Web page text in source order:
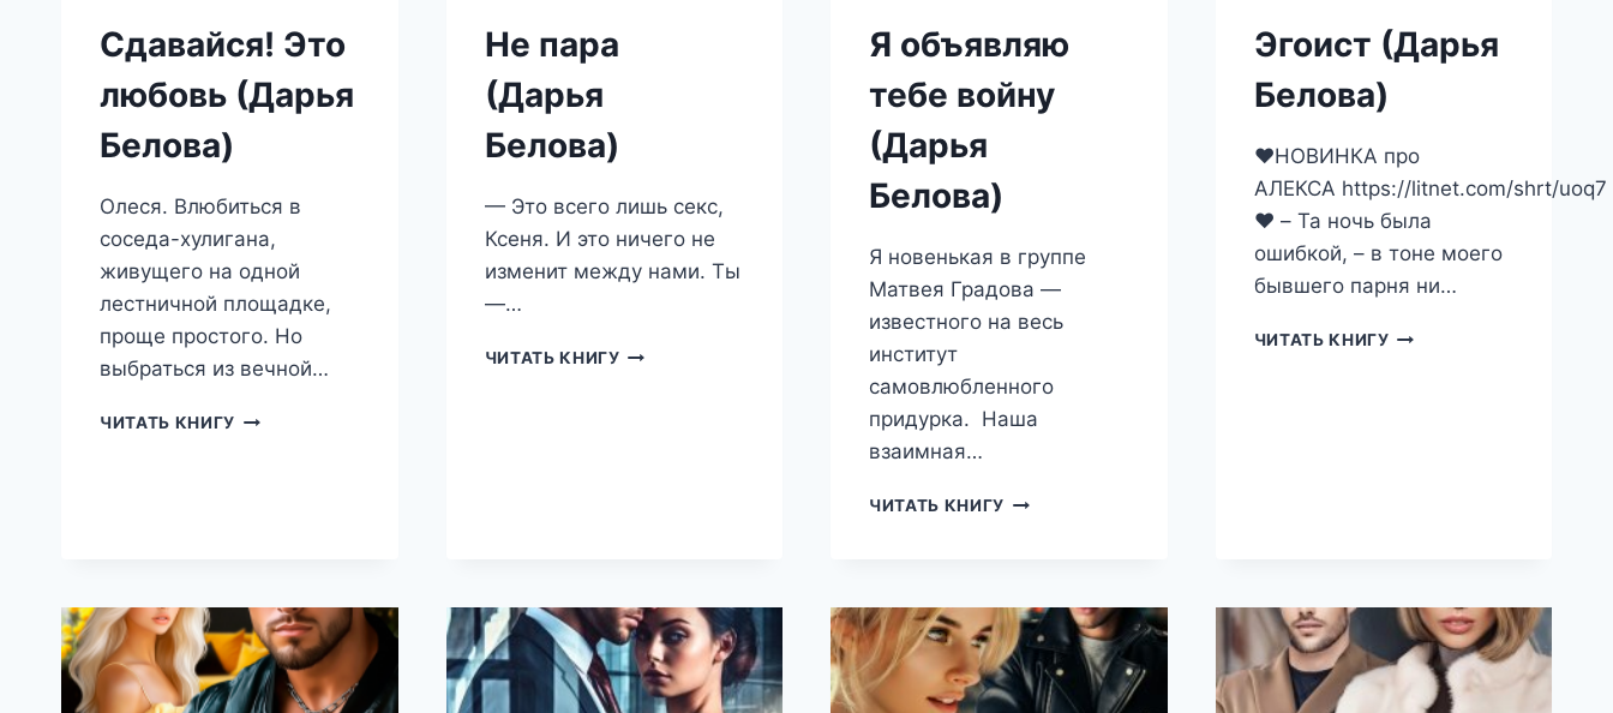
Сдавайся! Это
любовь (Дарья
Белова)
Олеся. Влюбиться в
соседа-хулигана,
живущего на одной
лестничной площадке,
проще простого. Но
выбраться из вечной…
ЧИТАТЬ КНИГУ СДАВАЙСЯ!
Не пара
(Дарья
Белова)
— Это всего лишь секс,
Ксеня. И это ничего не
изменит между нами. Ты
—…
ЧИТАТЬ КНИГУ НЕ
Я объявляю
тебе войну
(Дарья
Белова)
Я новенькая в группе
Матвея Градова —
известного на весь
институт
самовлюбленного
придурка. Наша
взаимная…
ЧИТАТЬ КНИГУ Я
БЕЛОВА)
Эгоист (Дарья
Белова)
❤️НОВИНКА про
АЛЕКСА https://litnet.com/shrt/uoq7
❤️ – Та ночь была
ошибкой, – в тоне моего
бывшего парня ни…
ЧИТАТЬ КНИГУ ЭГОИСТ